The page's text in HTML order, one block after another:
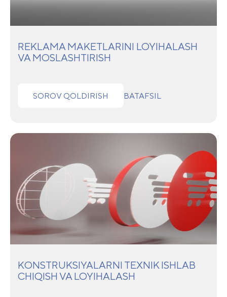
REKLAMA MAKETLARINI LOYIHALASH
VA MOSLASHTIRISH
SOROV QOLDIRISH BATAFSIL
KONSTRUKSIYALARNI TEXNIK ISHLAB
CHIQISH VA LOYIHALASH